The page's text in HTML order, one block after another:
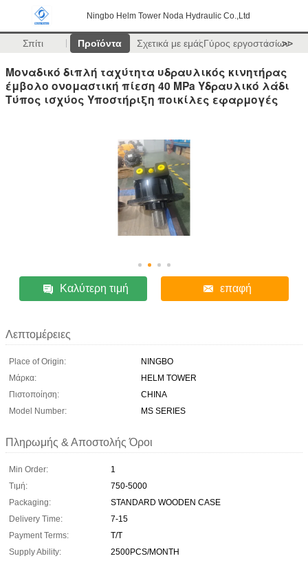
Ningbo Helm Tower Noda Hydraulic Co.,Ltd
Σπίτι Προϊόντα Σχετικά με εμάςΓύρος εργοστασίων
>>
Μοναδικό διπλή ταχύτητα υδραυλικός κινητήρας
έμβολο ονομαστική πίεση 40 MPa Υδραυλικό λάδι
Τύπος ισχύος Υποστήριξη ποικίλες εφαρμογές
Καλύτερη τιμή επαφή
Λεπτομέρειες
Place of Origin:
NINGBO
Μάρκα:
HELM TOWER
Πιστοποίηση:
CHINA
Model Number:
MS SERIES
Πληρωμής & Αποστολής Όροι
Min Order:
1
Τιμή:
750-5000
Packaging:
STANDARD WOODEN CASE
Delivery Time:
7-15
Payment Terms:
T/T
Supply Ability:
2500PCS/MONTH